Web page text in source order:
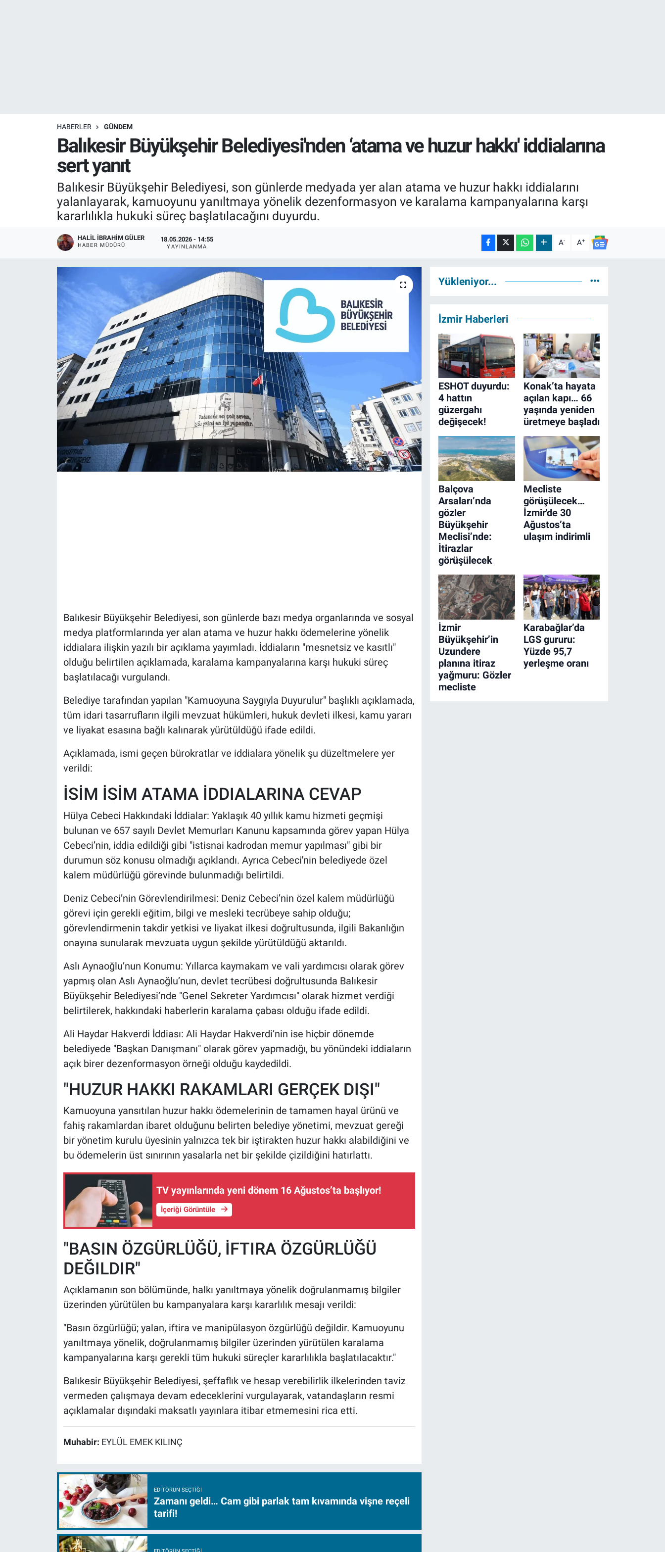
HABERLER GÜNDEM
Balıkesir Büyükşehir Belediyesi'nden ‘atama ve huzur hakkı' iddialarına
sert yanıt
Balıkesir Büyükşehir Belediyesi, son günlerde medyada yer alan atama ve huzur hakkı iddialarını
yalanlayarak, kamuoyunu yanıltmaya yönelik dezenformasyon ve karalama kampanyalarına karşı
kararlılıkla hukuki süreç başlatılacağını duyurdu.
HALIL İBRAHIM GÜLER
HABER MÜDÜRÜ
18.05.2026 - 14:55
YAYINLANMA A- A+
Balıkesir Büyükşehir Belediyesi, son günlerde bazı medya organlarında ve sosyal
medya platformlarında yer alan atama ve huzur hakkı ödemelerine yönelik
iddialara ilişkin yazılı bir açıklama yayımladı. İddiaların "mesnetsiz ve kasıtlı"
olduğu belirtilen açıklamada, karalama kampanyalarına karşı hukuki süreç
başlatılacağı vurgulandı.
Belediye tarafından yapılan "Kamuoyuna Saygıyla Duyurulur" başlıklı açıklamada,
tüm idari tasarrufların ilgili mevzuat hükümleri, hukuk devleti ilkesi, kamu yararı
ve liyakat esasına bağlı kalınarak yürütüldüğü ifade edildi.
Açıklamada, ismi geçen bürokratlar ve iddialara yönelik şu düzeltmelere yer
verildi:
İSİM İSİM ATAMA İDDIALARINA CEVAP
Hülya Cebeci Hakkındaki İddialar: Yaklaşık 40 yıllık kamu hizmeti geçmişi
bulunan ve 657 sayılı Devlet Memurları Kanunu kapsamında görev yapan Hülya
Cebeci’nin, iddia edildiği gibi "istisnai kadrodan memur yapılması" gibi bir
durumun söz konusu olmadığı açıklandı. Ayrıca Cebeci'nin belediyede özel
kalem müdürlüğü görevinde bulunmadığı belirtildi.
Deniz Cebeci’nin Görevlendirilmesi: Deniz Cebeci’nin özel kalem müdürlüğü
görevi için gerekli eğitim, bilgi ve mesleki tecrübeye sahip olduğu;
görevlendirmenin takdir yetkisi ve liyakat ilkesi doğrultusunda, ilgili Bakanlığın
onayına sunularak mevzuata uygun şekilde yürütüldüğü aktarıldı.
Aslı Aynaoğlu’nun Konumu: Yıllarca kaymakam ve vali yardımcısı olarak görev
yapmış olan Aslı Aynaoğlu’nun, devlet tecrübesi doğrultusunda Balıkesir
Büyükşehir Belediyesi’nde "Genel Sekreter Yardımcısı" olarak hizmet verdiği
belirtilerek, hakkındaki haberlerin karalama çabası olduğu ifade edildi.
Ali Haydar Hakverdi İddiası: Ali Haydar Hakverdi’nin ise hiçbir dönemde
belediyede "Başkan Danışmanı" olarak görev yapmadığı, bu yönündeki iddiaların
açık birer dezenformasyon örneği olduğu kaydedildi.
"HUZUR HAKKI RAKAMLARI GERÇEK DIŞI"
Kamuoyuna yansıtılan huzur hakkı ödemelerinin de tamamen hayal ürünü ve
fahiş rakamlardan ibaret olduğunu belirten belediye yönetimi, mevzuat gereği
bir yönetim kurulu üyesinin yalnızca tek bir iştirakten huzur hakkı alabildiğini ve
bu ödemelerin üst sınırının yasalarla net bir şekilde çizildiğini hatırlattı.
TV yayınlarında yeni dönem 16 Ağustos’ta başlıyor!
İçeriği Görüntüle
"BASIN ÖZGÜRLÜĞÜ, İFTIRA ÖZGÜRLÜĞÜ
DEĞILDIR"
Açıklamanın son bölümünde, halkı yanıltmaya yönelik doğrulanmamış bilgiler
üzerinden yürütülen bu kampanyalara karşı kararlılık mesajı verildi:
"Basın özgürlüğü; yalan, iftira ve manipülasyon özgürlüğü değildir. Kamuoyunu
yanıltmaya yönelik, doğrulanmamış bilgiler üzerinden yürütülen karalama
kampanyalarına karşı gerekli tüm hukuki süreçler kararlılıkla başlatılacaktır."
Balıkesir Büyükşehir Belediyesi, şeffaflık ve hesap verebilirlik ilkelerinden taviz
vermeden çalışmaya devam edeceklerini vurgulayarak, vatandaşların resmi
açıklamalar dışındaki maksatlı yayınlara itibar etmemesini rica etti.
Muhabir: EYLÜL EMEK KILINÇ
EDITÖRÜN SEÇTIĞI
Zamanı geldi… Cam gibi parlak tam kıvamında vişne reçeli
tarifi!
Yükleniyor...
İzmir Haberleri
ESHOT duyurdu:
4 hattın
güzergahı
değişecek!
Konak’ta hayata
açılan kapı… 66
yaşında yeniden
üretmeye başladı
Balçova
Arsaları’nda
gözler
Büyükşehir
Meclisi’nde:
İtirazlar
görüşülecek
Mecliste
görüşülecek…
İzmir'de 30
Ağustos’ta
ulaşım indirimli
İzmir
Büyükşehir’in
Uzundere
planına itiraz
yağmuru: Gözler
mecliste
Karabağlar’da
LGS gururu:
Yüzde 95,7
yerleşme oranı